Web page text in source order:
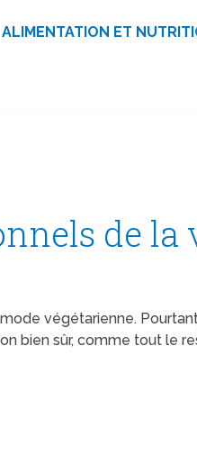
ALIMENTATION ET
de la
végétarienne.
bien sûr, comme tout le